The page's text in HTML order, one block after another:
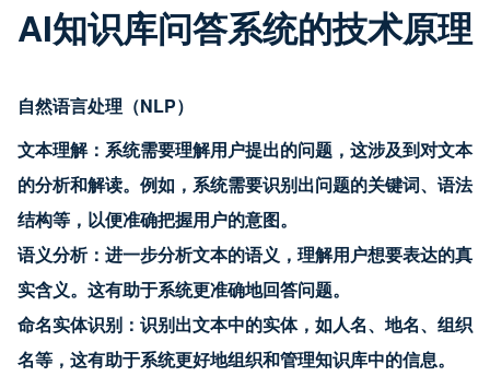
AI知识库问答系统的技术原理
自然语言处理（NLP）
文本理解：系统需要理解用户提出的问题，这涉及到对文本
的分析和解读。例如，系统需要识别出问题的关键词、语法
结构等，以便准确把握用户的意图。
语义分析：进一步分析文本的语义，理解用户想要表达的真
实含义。这有助于系统更准确地回答问题。
命名实体识别：识别出文本中的实体，如人名、地名、组织
名等，这有助于系统更好地组织和管理知识库中的信息。